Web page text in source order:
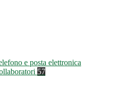
e posta elettronica
57